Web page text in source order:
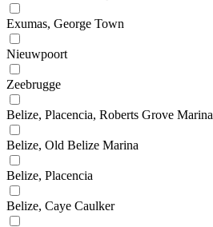
Exumas, George Town
Nieuwpoort
Zeebrugge
Belize, Placencia, Roberts Grove Marina
Belize, Old Belize Marina
Belize, Placencia
Belize, Caye Caulker